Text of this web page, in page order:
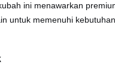
ini menawarkan
untuk memenuhi